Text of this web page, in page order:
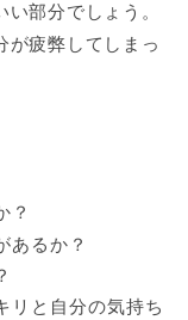
部分でしょう。
が疲弊してしまっ
？
あるか？
リと自分の気持ち